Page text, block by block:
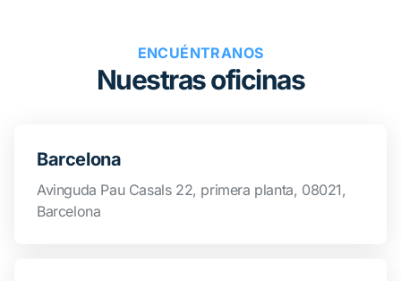
ENCUÉNTRANOS
Nuestras oficinas
Barcelona
Avinguda Pau Casals 22, primera planta, 08021,
Barcelona